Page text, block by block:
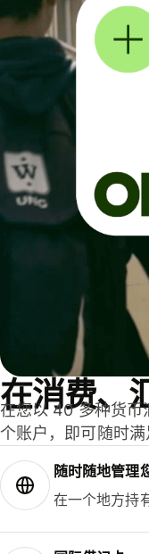
在消费、
在您以 40 多种货币
个账户，即可随时满
随时随地管理
在一个地方持